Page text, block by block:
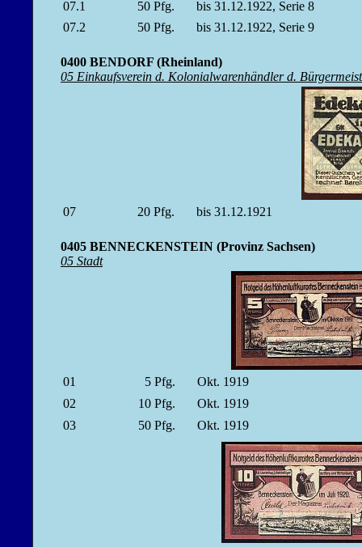
07.1 50 Pfg.
bis 31.12.1922, Serie 8
07.2
50 Pfg. bis 31.12.1922, Serie 9
0400 BENDORF (Rheinland)
05 Einkaufsverein d. Kolonialwarenhändler d.
07 20 Pfg. bis 31.12.1921
0405 BENNECKENSTEIN (Provinz Sachsen)
05 Stadt
01 5 Pfg.
Okt. 1919
02
10 Pfg.
Okt. 1919
03
50 Pfg. Okt. 1919